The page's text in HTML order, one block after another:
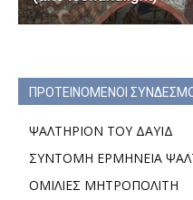
ΠΡΟΤΕΙΝΟΜΕΝΟΙ
ΨΑΛΤΗΡΙΟΝ ΤΟΥ ΔΑΥΙΔ
ΣΥΝΤΟΜΗ ΕΡΜΗΝΕΙΑ
ΟΜΙΛΙΕΣ ΜΗΤΡΟΠΟΛΙΤΗ